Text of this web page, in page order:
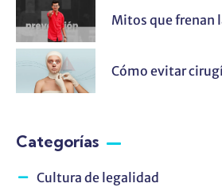
Mitos que frenan
Cómo evitar
Categorías
Cultura de legalidad